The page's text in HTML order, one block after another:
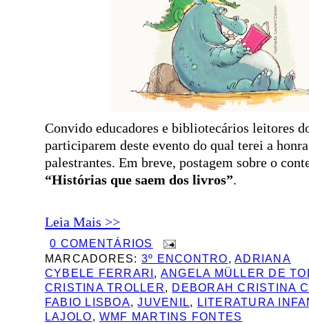
Convido educadores e bibliotecários leitores
participarem deste evento do qual terei a
palestrantes. Em breve, postagem sobre o
“Histórias que saem dos livros”.
Leia Mais >>
0 COMENTÁRIOS
MARCADORES: 3º ENCONTRO,ADRIANA
CYBELE FERRARI , ANGELA MÜLLER DE
CRISTINA TROLLER, DEBORAH CRISTINA
FABIO LISBOA,JUVENIL,
LITERATURA
LAJOLO, WMF MARTINS FONTES